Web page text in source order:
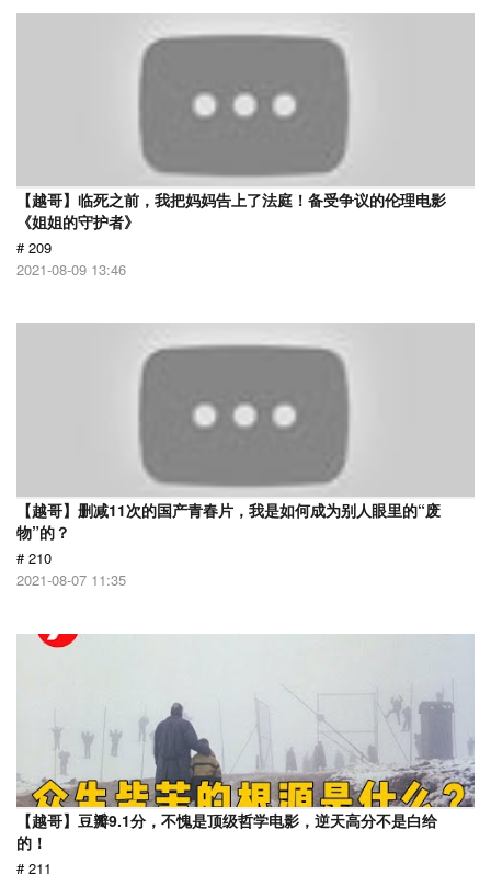
【越哥】临死之前，我把妈妈告上了法庭！备受争议的伦理电影
《姐姐的守护者》
# 209
2021-08-09 13:46
【越哥】删减11次的国产青春片，我是如何成为别人眼里的“废
物”的？
# 210
2021-08-07 11:35
【越哥】豆瓣9.1分，不愧是顶级哲学电影，逆天高分不是白给
的！
# 211